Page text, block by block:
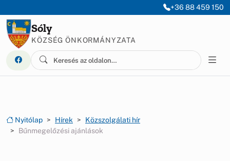
+36 88 459 150
Sóly
KÖZSÉG ÖNKORMÁNYZATA
Nyitólap Hírek
Közszolgálati hír
Bűnmegelőzési ajánlások